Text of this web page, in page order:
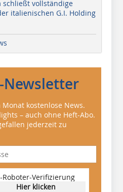
schließt vollständige
italienischen G.I. Holding
Newsletter
kostenlose News.
– auch ohne Heft-Abo.
jederzeit zu
Roboter-Verifizierung
Hier klicken